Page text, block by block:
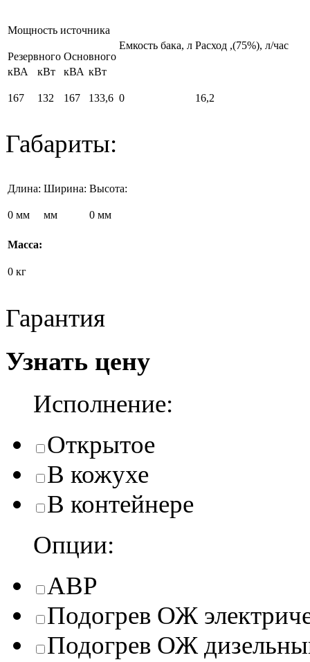
Мощность источника
Емкость бака, л Расход ,(75%), л/час
Резервного Основного
кВА
кВт кВА кВт
167 132 167 133,6 0 16,2
Габариты:
Длина: Ширина: Высота:
0 мм мм 0 мм
Масса:
0 кг
Гарантия
Узнать цену
Исполнение:
Открытое
В кожухе
В контейнере
Опции:
АВР
Подогрев ОЖ
Подогрев ОЖ